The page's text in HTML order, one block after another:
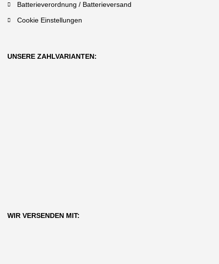
Batterieverordnung / Batterieversand
Cookie Einstellungen
UNSERE ZAHLVARIANTEN:
WIR VERSENDEN MIT: